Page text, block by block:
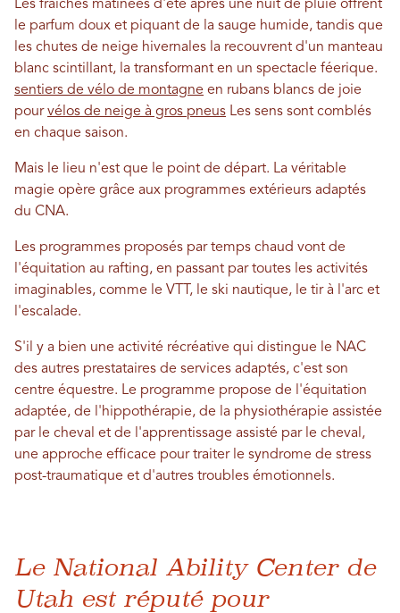
Les fraîches matinées d'été après une nuit de pluie offrent
le parfum doux et piquant de la sauge humide, tandis que
les chutes de neige hivernales la recouvrent d'un manteau
blanc scintillant, la transformant en un spectacle féerique.
sentiers de vélo de montagne en rubans blancs de joie
pourvélos de neige à gros pneus Les sens sont comblés
en chaque saison.
Mais le lieu n'est que le point de départ. La véritable
magie opère grâce aux programmes extérieurs adaptés
du CNA.
Les programmes proposés par temps chaud vont de
l'équitation au rafting, en passant par toutes les activités
imaginables, comme le VTT, le ski nautique, le tir à l'arc et
l'escalade.
S'il y a bien une activité récréative qui distingue le NAC
des autres prestataires de services adaptés, c'est son
centre équestre. Le programme propose de l'équitation
adaptée, de l'hippothérapie, de la physiothérapie assistée
par le cheval et de l'apprentissage assisté par le cheval,
une approche efficace pour traiter le syndrome de stress
post-traumatique et d'autres troubles émotionnels.
Le National Ability Center de
Utah est réputé pour